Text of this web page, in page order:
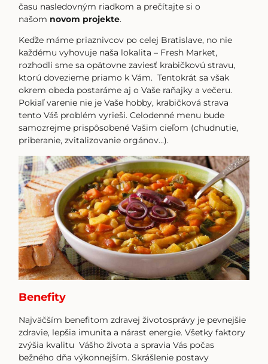
času nasledovným riadkom a prečítajte si o
našom novom projekte.
Keďže máme priaznivcov po celej Bratislave, no nie
každému vyhovuje naša lokalita – Fresh Market,
rozhodli sme sa opätovne zaviesť krabičkovú stravu,
ktorú dovezieme priamo k Vám. Tentokrát sa však
okrem obeda postaráme aj o Vaše raňajky a večeru.
Pokiaľ varenie nie je Vaše hobby, krabičková strava
tento Váš problém vyrieši. Celodenné menu bude
samozrejme prispôsobené Vašim cieľom (chudnutie,
priberanie, zvitalizovanie orgánov...).
Benefity
Najväčším benefitom zdravej životosprávy je pevnejšie
zdravie, lepšia imunita a nárast energie. Všetky faktory
zvýšia kvalitu Vášho života a spravia Vás počas
bežného dňa výkonnejším. Skrášlenie postavy